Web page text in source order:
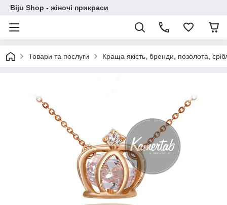
Biju Shop - жіночі прикраси
Товари та послуги Краща якість, бренди, позолота,